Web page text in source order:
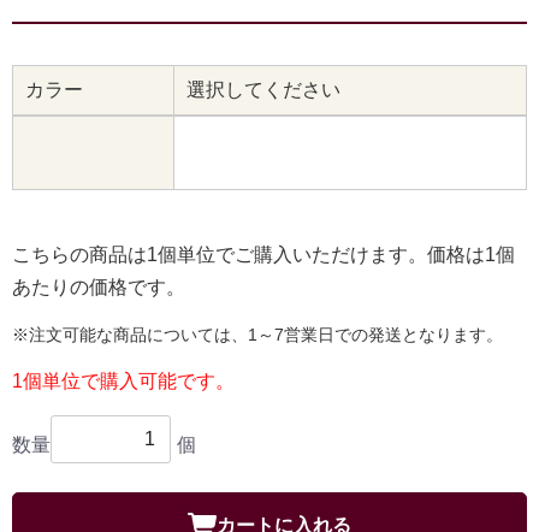
カラー 選択してください
こちらの商品は1個単位でご購入いただけます。価格は1個
あたりの価格です。
※注文可能な商品については、1～7営業日での発送となります。
1個単位で購入可能です。
数量 個
カートに入れる